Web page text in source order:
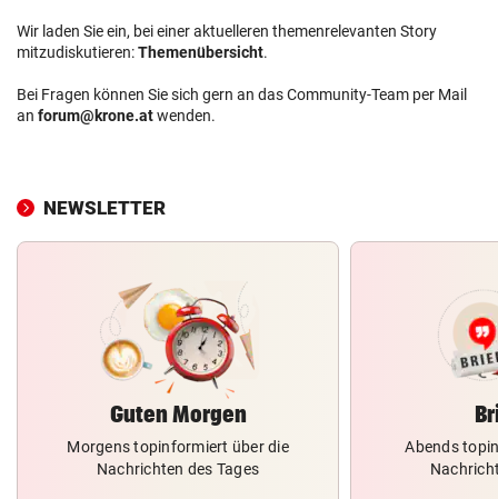
Wir laden Sie ein, bei einer aktuelleren themenrelevanten Story
mitzudiskutieren:Themenübersicht.
Bei Fragen können Sie sich gern an das Community-Team per Mail
an forum@krone.atwenden.
NEWSLETTER
Guten Morgen
Morgens topinformiert über die
Nachrichten des Tages
Abends